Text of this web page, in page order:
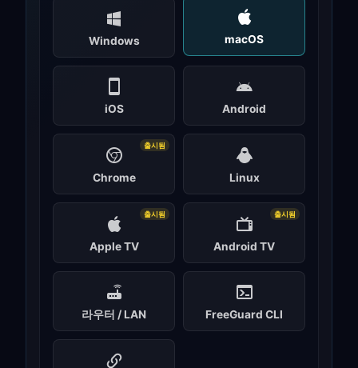
Windows macOS
iOS Android
Chrome
출시됨
Linux
Apple TV
출시됨
Android TV
출시됨
라우터 / LAN FreeGuard CLI